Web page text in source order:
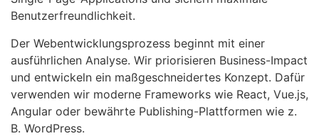
Benutzerfreundlichkeit.
Der Webentwicklungsprozess beginnt mit einer
ausführlichen Analyse. Wir priorisieren Business-Impact
und entwickeln ein maßgeschneidertes Konzept. Dafür
verwenden wir moderne Frameworks wie React, Vue.js,
Angular oder bewährte Publishing-Plattformen wie z.
B. WordPress.